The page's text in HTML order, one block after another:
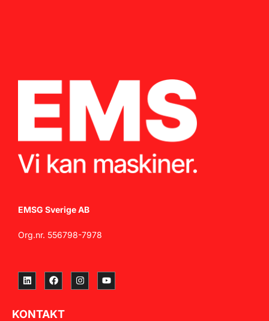
EMSG Sverige AB
Org.nr. 556798-7978
KONTAKT